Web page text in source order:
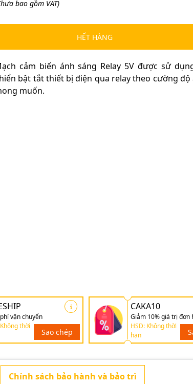
bao gồm VAT)
HẾT HÀNG
cảm biến ánh sáng Relay 5V được sử
bật tắt thiết bị điện qua relay theo cường độ
muốn.
vận chuyển
thời
Sao chép
CAKA10
Giảm 10% giá trị đơn
HSD: Không thời
hạn
Chính sách bảo hành và bảo trì